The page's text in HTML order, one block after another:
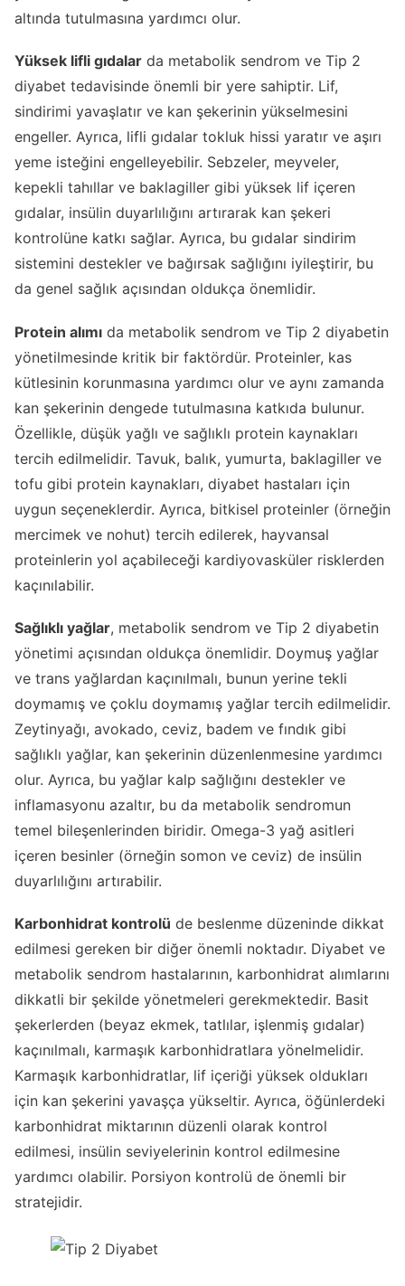
altında tutulmasına yardımcı olur.
Yüksek lifli gıdalar da metabolik sendrom ve Tip 2
diyabet tedavisinde önemli bir yere sahiptir. Lif,
sindirimi yavaşlatır ve kan şekerinin yükselmesini
engeller. Ayrıca, lifli gıdalar tokluk hissi yaratır ve aşırı
yeme isteğini engelleyebilir. Sebzeler, meyveler,
kepekli tahıllar ve baklagiller gibi yüksek lif içeren
gıdalar, insülin duyarlılığını artırarak kan şekeri
kontrolüne katkı sağlar. Ayrıca, bu gıdalar sindirim
sistemini destekler ve bağırsak sağlığını iyileştirir, bu
da genel sağlık açısından oldukça önemlidir.
Protein alımı da metabolik sendrom ve Tip 2 diyabetin
yönetilmesinde kritik bir faktördür. Proteinler, kas
kütlesinin korunmasına yardımcı olur ve aynı zamanda
kan şekerinin dengede tutulmasına katkıda bulunur.
Özellikle, düşük yağlı ve sağlıklı protein kaynakları
tercih edilmelidir. Tavuk, balık, yumurta, baklagiller ve
tofu gibi protein kaynakları, diyabet hastaları için
uygun seçeneklerdir. Ayrıca, bitkisel proteinler (örneğin
mercimek ve nohut) tercih edilerek, hayvansal
proteinlerin yol açabileceği kardiyovasküler risklerden
kaçınılabilir.
Sağlıklı yağlar, metabolik sendrom ve Tip 2 diyabetin
yönetimi açısından oldukça önemlidir. Doymuş yağlar
ve trans yağlardan kaçınılmalı, bunun yerine tekli
doymamış ve çoklu doymamış yağlar tercih edilmelidir.
Zeytinyağı, avokado, ceviz, badem ve fındık gibi
sağlıklı yağlar, kan şekerinin düzenlenmesine yardımcı
olur. Ayrıca, bu yağlar kalp sağlığını destekler ve
inflamasyonu azaltır, bu da metabolik sendromun
temel bileşenlerinden biridir. Omega-3 yağ asitleri
içeren besinler (örneğin somon ve ceviz) de insülin
duyarlılığını artırabilir.
Karbonhidrat kontrolü de beslenme düzeninde dikkat
edilmesi gereken bir diğer önemli noktadır. Diyabet ve
metabolik sendrom hastalarının, karbonhidrat alımlarını
dikkatli bir şekilde yönetmeleri gerekmektedir. Basit
şekerlerden (beyaz ekmek, tatlılar, işlenmiş gıdalar)
kaçınılmalı, karmaşık karbonhidratlara yönelmelidir.
Karmaşık karbonhidratlar, lif içeriği yüksek oldukları
için kan şekerini yavaşça yükseltir. Ayrıca, öğünlerdeki
karbonhidrat miktarının düzenli olarak kontrol
edilmesi, insülin seviyelerinin kontrol edilmesine
yardımcı olabilir. Porsiyon kontrolü de önemli bir
stratejidir.